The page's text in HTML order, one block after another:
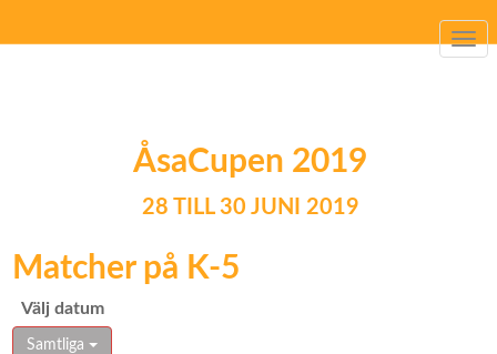
ÅsaCupen 2019
28 TILL 30 JUNI 2019
Matcher på K-5
Välj datum
Samtliga